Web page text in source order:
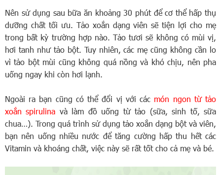
Nên sử dụng sau bữa ăn khoảng 30 phút để cơ thể hấp thụ
dưỡng chất tối ưu. Tảo xoắn dạng viên sẽ tiện lợi cho mẹ
trong bất kỳ trường hợp nào. Tảo tươi sẽ không có mùi vị,
hơi tanh như tảo bột. Tuy nhiên, các mẹ cũng không cần lo
vì tảo bột mùi cũng không quá nồng và khó chịu, nên pha
uống ngay khi còn hơi lạnh.
Ngoài ra bạn cũng có thể đổi vị với các món ngon từ tảo
xoắn spirulina và làm đồ uống từ tảo (sữa, sinh tố, sữa
chua…). Trong quá trình sử dụng tảo xoắn dạng bột và viên,
bạn nên uống nhiều nước để tăng cường hấp thu hết các
Vitamin và khoáng chất, việc này sẽ rất tốt cho cả mẹ và bé.